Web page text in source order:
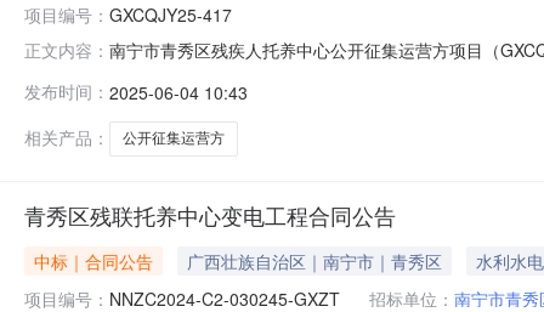
项目编号： GXCQJY25-417
正文内容： 南宁市青秀区残疾人托养中心公开征集运营方项目（
的资产概况南宁市青秀区残疾人托养中心位于南宁市青
目总
发布时间： 2025-06-04 10:43
相关产品：
公开征集运营方
青秀区残联托养中心变电工程合同公告
中标｜合同公告 广西壮族自治区｜南宁市｜青秀区
水利水电
项目编号： NNZC2024-C2-030245-GXZT 招标单位： 南宁市青